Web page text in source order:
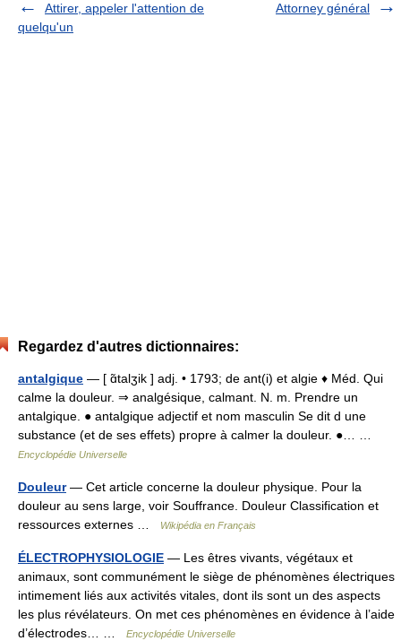
Attirer, appeler l'attention de
quelqu'un
Attorney général
Regardez d'autres dictionnaires:
antalgique — [ ɑ̃talʒik ] adj. • 1793; de ant(i) et algie ♦ Méd. Qui
calme la douleur. ⇒ analgésique, calmant. N. m. Prendre un
antalgique. ● antalgique adjectif et nom masculin Se dit d une
substance (et de ses effets) propre à calmer la douleur. ●… …
Encyclopédie Universelle
Douleur— Cet article concerne la douleur physique. Pour la
douleur au sens large, voir Souffrance. Douleur Classification et
ressources externes …
Wikipédia en Français
ÉLECTROPHYSIOLOGIE — Les êtres vivants, végétaux et
animaux, sont communément le siège de phénomènes électriques
intimement liés aux activités vitales, dont ils sont un des aspects
les plus révélateurs. On met ces phénomènes en évidence à l’aide
d’électrodes… …
Encyclopédie Universelle